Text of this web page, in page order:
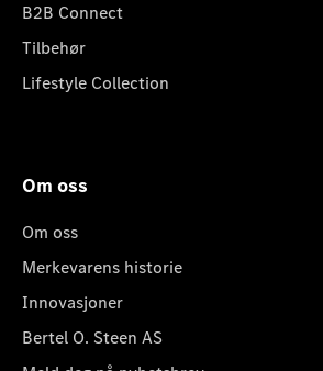
B2B Connect
Tilbehør
Lifestyle Collection
Om oss
Om oss
Merkevarens historie
Innovasjoner
Bertel O. Steen AS